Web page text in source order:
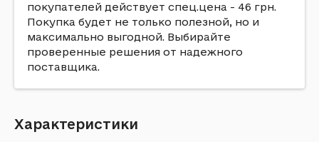
покупателей действует спец.цена - 46 грн.
Покупка будет не только полезной, но и
максимально выгодной. Выбирайте
проверенные решения от надежного
поставщика.
Характеристики